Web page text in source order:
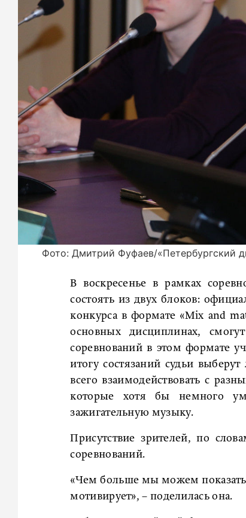
Фото: Дмитрий Фуфаев/«Петербургский
В воскресенье в рамках
состоять из двух блоков:
конкурса в формате «Mix and
основных дисциплинах,
соревнований в этом формате
итогу состязаний судьи
всего взаимодействовать с
которые хотя бы немного
зажигательную музыку.
Присутствие зрителей, по
соревнований.
«Чем больше мы можем показать
мотивирует», – поделилась она.